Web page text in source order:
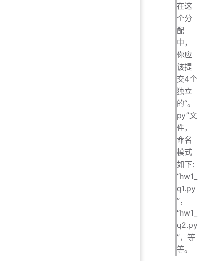
在这
个分
配
中，
你应
该提
交4个
独立
的“。
py”文
件，
命名
模式
如下:
“hw1_
q1.py
”，
“hw1_
q2.py
”，等
等。